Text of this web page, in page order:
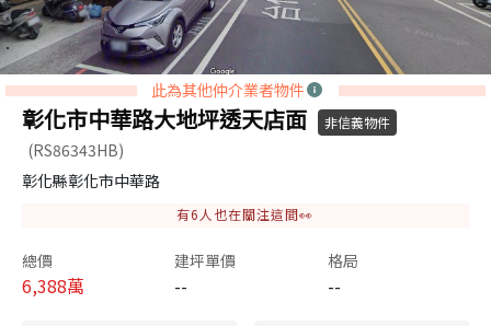
此為其他仲介業者物件
彰化市中華路大地坪透天店面 非信義物件
(RS86343HB)
彰化縣彰化市中華路
有6 人也在關注這間👀
總價
6,388萬
建坪單價
--
格局
--